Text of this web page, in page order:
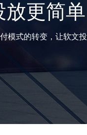
放更简单
模式的转变，让软文投